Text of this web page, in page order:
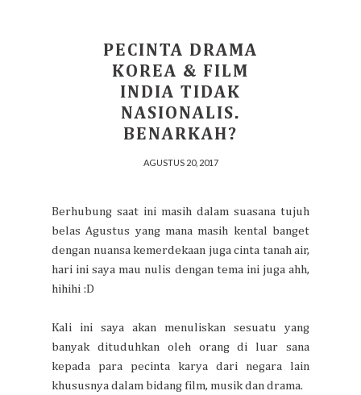
PECINTA DRAMA
KOREA & FILM
INDIA TIDAK
NASIONALIS.
BENARKAH?
AGUSTUS 20, 2017
Berhubung saat ini masih dalam suasana tujuh
belas Agustus yang mana masih kental banget
dengan nuansa kemerdekaan juga cinta tanah air,
hari ini saya mau nulis dengan tema ini juga ahh,
hihihi :D
Kali ini saya akan menuliskan sesuatu yang
banyak dituduhkan oleh orang di luar sana
kepada para pecinta karya dari negara lain
khususnya dalam bidang film, musik dan drama.